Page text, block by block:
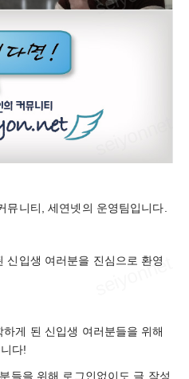
뮤니티, 세연넷의 운영팀입니다.
신입생 여러분을 진심으로 환영
게 된 신입생 여러분들을 위해
다!
들을 위해 로그인없이도 글 작성